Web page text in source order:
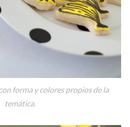
forma y colores propios de la
temática.